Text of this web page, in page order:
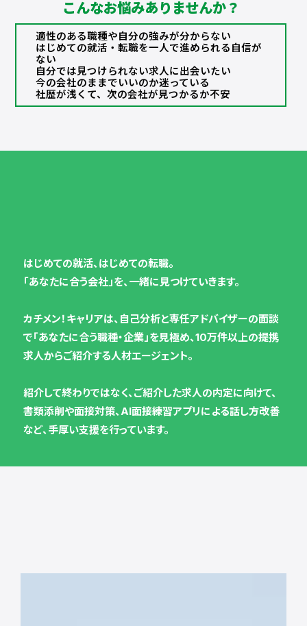
こんなお悩みありませんか？
適性のある職種や自分の強みが分からない
はじめての就活・転職を一人で進められる自信が
ない
自分では見つけられない求人に出会いたい
今の会社のままでいいのか迷っている
社歴が浅くて、次の会社が見つかるか不安
はじめての就活、はじめての転職。
「あなたに合う会社」を、一緒に見つけていきます。
カチメン！キャリアは、自己分析と専任アドバイザーの面談
で「あなたに合う職種・企業」を見極め、10万件以上の提携
求人からご紹介する人材エージェント。
紹介して終わりではなく、ご紹介した求人の内定に向けて、
書類添削や面接対策、AI面接練習アプリによる話し方改善
など、手厚い支援を行っています。